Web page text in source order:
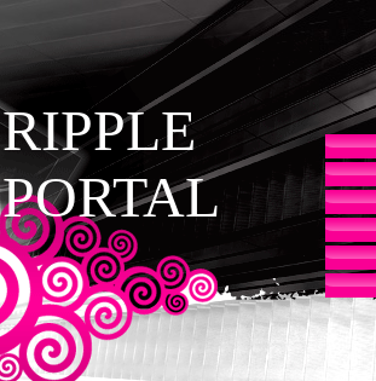
RIPPLE
PORTAL